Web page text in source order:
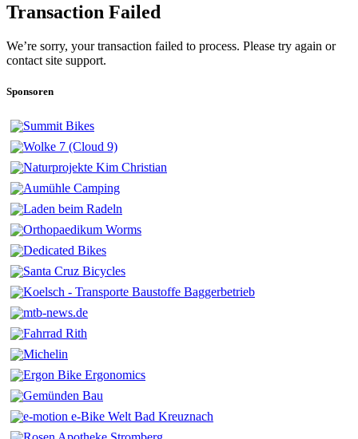
Transaction Failed
We’re sorry, your transaction failed to process. Please try again or
contact site support.
Sponsoren